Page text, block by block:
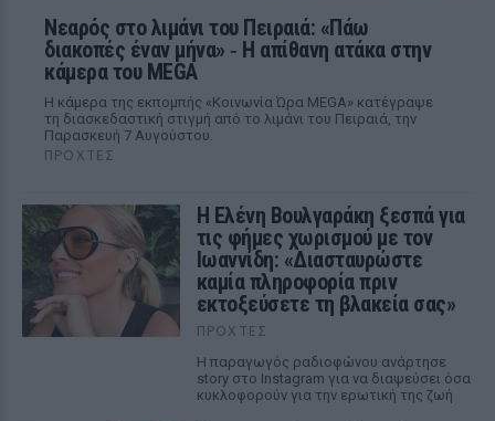
Νεαρός στο λιμάνι του Πειραιά: «Πάω
διακοπές έναν μήνα» ‑ Η απίθανη ατάκα στην
κάμερα του MEGA
Η κάμερα της εκπομπής «Κοινωνία Ώρα MEGA» κατέγραψε
τη διασκεδαστική στιγμή από το λιμάνι του Πειραιά, την
Παρασκευή 7 Αυγούστου.
ΠΡΟΧΤΈΣ
Η Ελένη Βουλγαράκη ξεσπά για
τις φήμες χωρισμού με τον
Ιωαννίδη: «Διασταυρώστε
καμία πληροφορία πριν
εκτοξεύσετε τη βλακεία σας»
ΠΡΟΧΤΈΣ
Η παραγωγός ραδιοφώνου ανάρτησε
story στο Instagram για να διαψεύσει όσα
κυκλοφορούν για την ερωτική της ζωή